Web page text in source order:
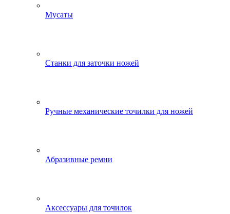
Мусаты
Станки для заточки ножей
Ручные механические точилки для ножей
Абразивные ремни
Аксессуары для точилок